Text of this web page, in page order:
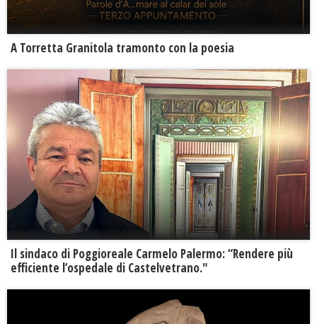
​A Torretta Granitola tramonto con la poesia
Il sindaco di Poggioreale Carmelo Palermo: “Rendere più
efficiente l’ospedale di Castelvetrano."